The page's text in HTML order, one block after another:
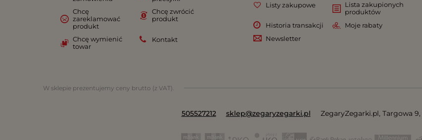
Chcę
zareklamować
produkt
Chcę zwrócić
produkt
Chcę wymienić
towar
Kontakt
Listy zakupowe
Lista zakupionych
produktów
Historia transakcji
Moje rabaty
Newsletter
W sklepie prezentujemy ceny brutto (z VAT).
505527212 sklep@zegaryzegarki.pl ZegaryZegarki.pl, Targowa 9,